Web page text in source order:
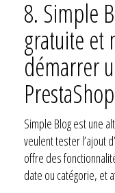
8. Simple
gratuite et
démarrer
PrestaShop
Simple Blog est une
veulent tester l’ajout
offre des
date ou catégorie, et